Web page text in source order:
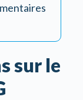
sur le